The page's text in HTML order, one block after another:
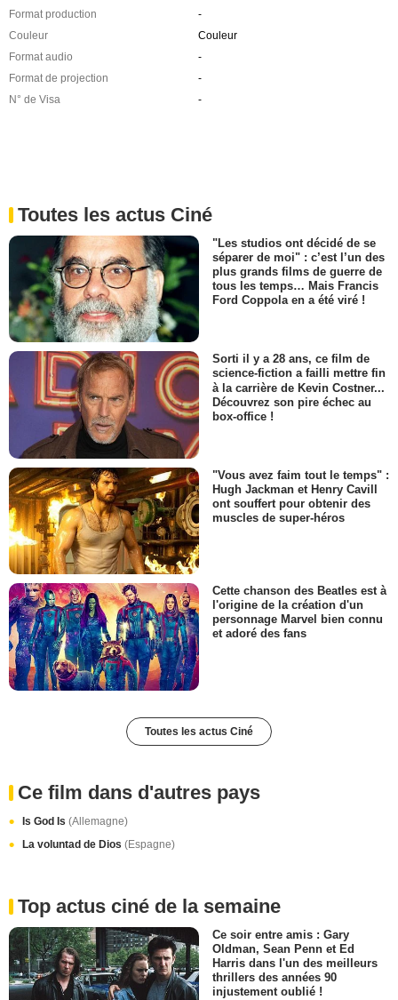
Format production
-
Couleur
Couleur
Format audio
-
Format de projection
-
N° de Visa
-
Toutes les actus Ciné
"Les studios ont décidé de se
séparer de moi" : c’est l’un des
plus grands films de guerre de
tous les temps… Mais Francis
Ford Coppola en a été viré !
Sorti il y a 28 ans, ce film de
science-fiction a failli mettre fin
à la carrière de Kevin Costner...
Découvrez son pire échec au
box-office !
"Vous avez faim tout le temps" :
Hugh Jackman et Henry Cavill
ont souffert pour obtenir des
muscles de super-héros
Cette chanson des Beatles est à
l'origine de la création d'un
personnage Marvel bien connu
et adoré des fans
Toutes les actus Ciné
Ce film dans d'autres pays
Is God Is (Allemagne)
La voluntad de Dios (Espagne)
Top actus ciné de la semaine
Ce soir entre amis : Gary
Oldman, Sean Penn et Ed
Harris dans l'un des meilleurs
thrillers des années 90
injustement oublié !